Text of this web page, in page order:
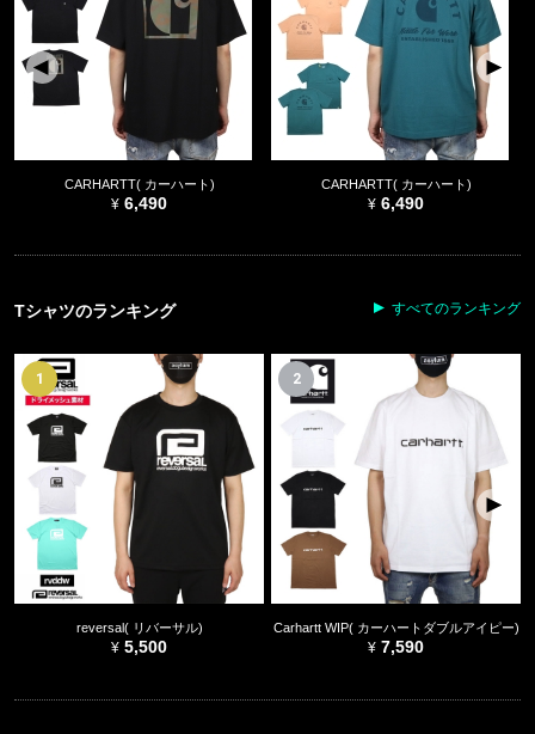
CARHARTT( カーハート)
6,490
CARHARTT( カーハート)
6,490
Tシャツのランキング すべてのランキング
1
reversal( リバーサル)
5,500
2
Carhartt WIP( カーハートダブルアイピー)
7,590